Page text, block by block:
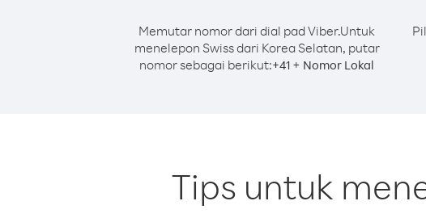
Memutar nomor dari dial pad Viber.Untuk
menelepon Swiss dari Korea Selatan, putar
nomor sebagai berikut:+41 + Nomor Lokal
Tips untuk